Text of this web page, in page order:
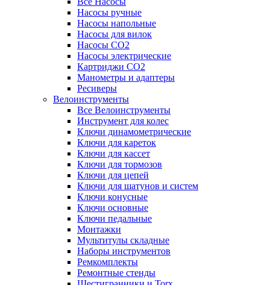
Насосы ручные
Насосы напольные
Насосы для вилок
Насосы CO2
Насосы электрические
Картриджи CO2
Манометры и адаптеры
Ресиверы
Велоинструменты
Все Велоинструменты
Инструмент для колес
Ключи динамометрические
Ключи для кареток
Ключи для кассет
Ключи для тормозов
Ключи для цепей
Ключи для шатунов и систем
Ключи конусные
Ключи основные
Ключи педальные
Монтажки
Мультитулы складные
Наборы инструментов
Ремкомплекты
Ремонтные стенды